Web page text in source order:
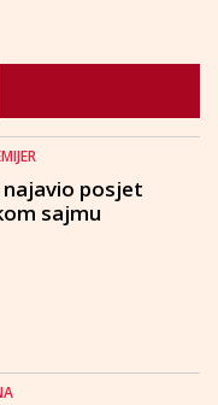
najavio posjet
sajmu